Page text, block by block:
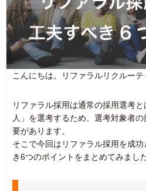
こんにちは。リファラルリクルーテ
リファラル採用は通常の採用選考
人」を選考するため、選考対象者
要があります。
そこで今回はリファラル採用を成
き6つのポイントをまとめてみました